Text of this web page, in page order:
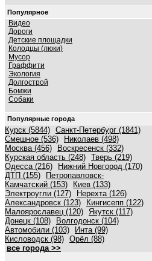
Популярное
Видео
Дороги
Детские площадки
Колодцы (люки)
Мусор
Граффити
Экология
Долгострой
Бомжи
Собаки
Популярные города
Курск (5844) Санкт-Петербург (1841)
Смешное (536)
Николаев (498)
Москва (456)
Воскресенск (332)
Курская область (248) Тверь (219)
Одесса (216)
Нижний Новгород (170)
ДТП (155)
Петропавловск-
Камчатский (153)
Киев (133)
Электроугли (127)
Нерехта (126)
Александровск (123)
Кингисепп (122)
Малоярославец (120) Якутск (117)
Донецк (108)
Волгодонск (104)
Автомобили (103)
Инта (99)
Кисловодск (98) Орёл (88)
все города >>